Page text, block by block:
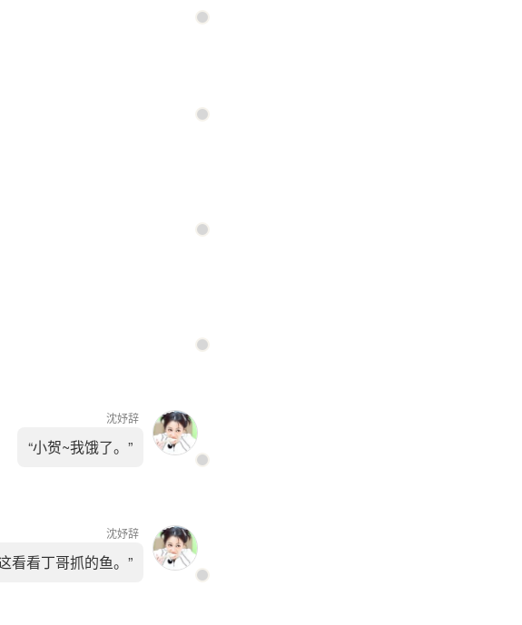
沈妤辞
“小贺~我饿了。”
沈妤辞
看看丁哥抓的鱼。”